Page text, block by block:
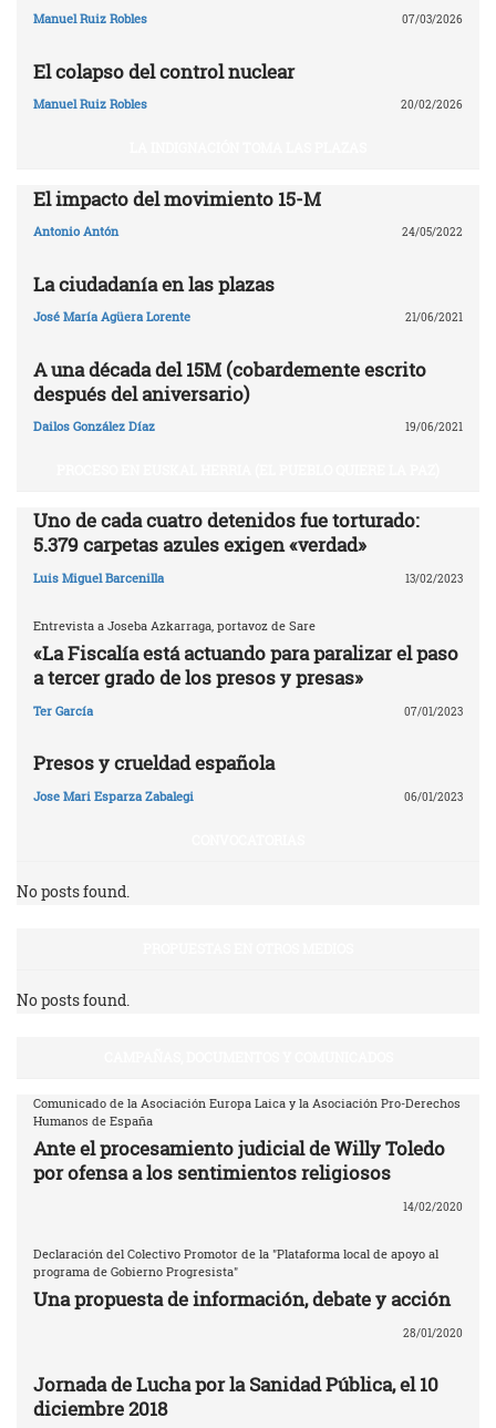
Manuel Ruiz Robles 07/03/2026
El colapso del control nuclear
Manuel Ruiz Robles 20/02/2026
El impacto del movimiento 15-M
Antonio Antón 24/05/2022
La ciudadanía en las plazas
José María Agüera Lorente 21/06/2021
A una década del 15M (cobardemente escrito
después del aniversario)
Dailos González Díaz 19/06/2021
Uno de cada cuatro detenidos fue torturado:
5.379 carpetas azules exigen «verdad»
Luis Miguel Barcenilla 13/02/2023
Entrevista a Joseba Azkarraga, portavoz de Sare
«La Fiscalía está actuando para paralizar el paso
a tercer grado de los presos y presas»
Ter García 07/01/2023
Presos y crueldad española
Jose Mari Esparza Zabalegi 06/01/2023
No posts found.
No posts found.
Comunicado de la Asociación Europa Laica y la Asociación Pro-Derechos
Humanos de España
Ante el procesamiento judicial de Willy Toledo
por ofensa a los sentimientos religiosos
14/02/2020
Declaración del Colectivo Promotor de la "Plataforma local de apoyo al
programa de Gobierno Progresista"
Una propuesta de información, debate y acción
28/01/2020
Jornada de Lucha por la Sanidad Pública, el 10
diciembre 2018